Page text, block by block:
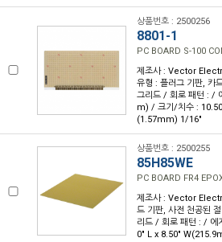
상품번호 : 2500256
8801-1
PC BOARD S-100
제조사 : Vector
유형 : 플러그 기판,
그리드 / 회로 패턴 : /
m) / 크기/치수 :
(1.57mm) 1/16"
상품번호 : 2500255
85H85WE
PC BOARD FR4
제조사 : Vector
드 기판, 사전 천공된
리드 / 회로 패턴 : /
0" L x 8.50"